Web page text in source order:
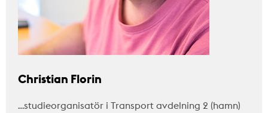
Christian Florin
…studieorganisatör i Transport avdelning 2 (hamn)